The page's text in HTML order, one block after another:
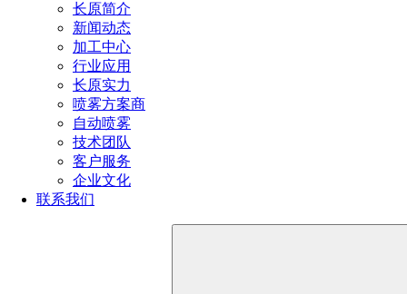
长原简介
新闻动态
加工中心
行业应用
长原实力
喷雾方案商
自动喷雾
技术团队
客户服务
企业文化
联系我们